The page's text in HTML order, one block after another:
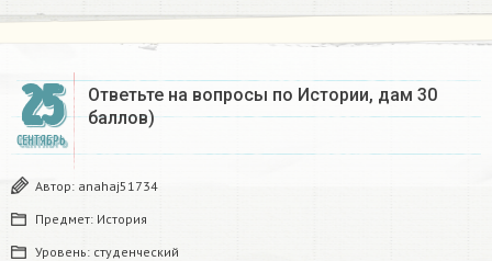
25
СЕНТЯБРЬ
Ответьте на вопросы по Истории, дам 30
баллов)
Автор: anahaj51734
Предмет: История
Уровень: студенческий